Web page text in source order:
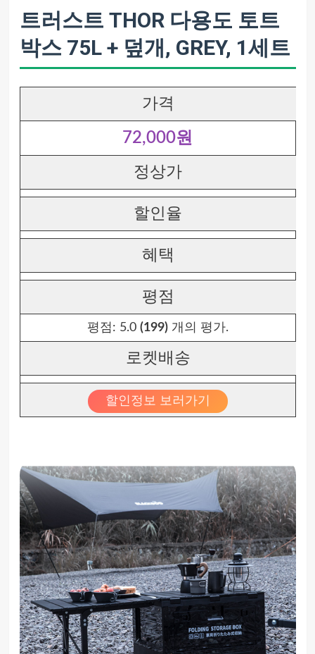
트러스트 THOR 다용도 토트
박스 75L + 덮개, GREY, 1세트
가격
72,000원
정상가
할인율
혜택
평점
평점: 5.0 (199)개의 평가.
로켓배송
할인정보 보러가기